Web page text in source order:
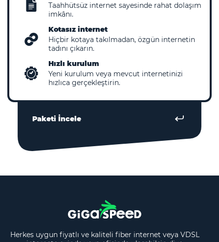
Taahhütsüz internet sayesinde rahat dolaşım
imkânı.
Kotasız internet
Hiçbir kotaya takılmadan, özgün internetin
tadını çıkarın.
Hızlı kurulum
Yeni kurulum veya mevcut internetinizi
hızlıca gerçekleştirin.
Paketi İncele
Herkes uygun fiyatlı ve kaliteli fiber internet veya VDSL